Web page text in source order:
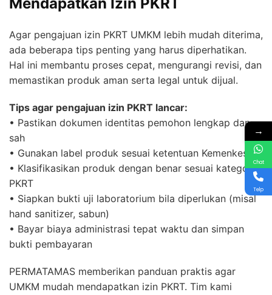
Agar pengajuan izin PKRT UMKM lebih mudah diterima,
ada beberapa tips penting yang harus diperhatikan.
Hal ini membantu proses cepat, mengurangi revisi, dan
memastikan produk aman serta legal untuk dijual.
Tips agar pengajuan izin PKRT lancar:
• Pastikan dokumen identitas pemohon lengkap dan
sah
• Gunakan label produk sesuai ketentuan Kemenkes
• Klasifikasikan produk dengan benar sesuai kategori
PKRT
• Siapkan bukti uji laboratorium bila diperlukan (misal
hand sanitizer, sabun)
• Bayar biaya administrasi tepat waktu dan simpan
bukti pembayaran
PERMATAMAS memberikan panduan praktis agar
UMKM mudah mendapatkan izin PKRT. Tim kami
→
Chat
Telp